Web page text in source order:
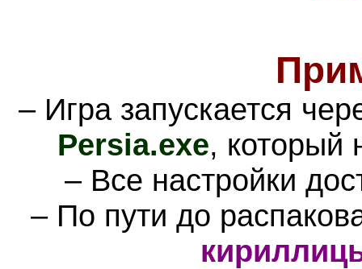
– Игра запускается
Persia.exe, который
– Все настройки
– По пути до